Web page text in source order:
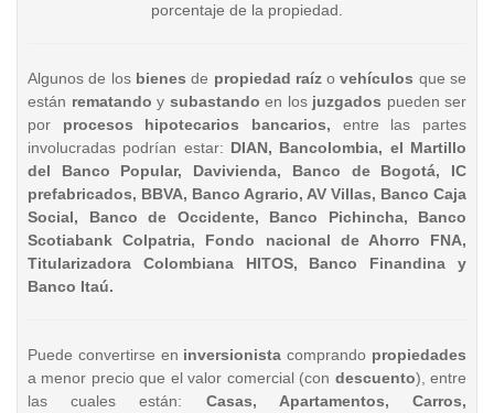
porcentaje de la propiedad.
Algunos de los bienesde propiedad raízo vehículos que se
están rematando y subastando en los juzgados pueden ser
por procesos hipotecarios bancarios, entre las partes
involucradas podrían estar: DIAN, Bancolombia, el Martillo
del Banco Popular, Davivienda, Banco de Bogotá, IC
prefabricados, BBVA, Banco Agrario, AV Villas, Banco Caja
Social, Banco de Occidente, Banco Pichincha, Banco
Scotiabank Colpatria, Fondo nacional de Ahorro FNA,
Titularizadora Colombiana HITOS, Banco Finandina y
Banco Itaú.
Puede convertirse en inversionista comprando propiedades
a menor precio que el valor comercial (con descuento), entre
las cuales están: Casas, Apartamentos, Carros,